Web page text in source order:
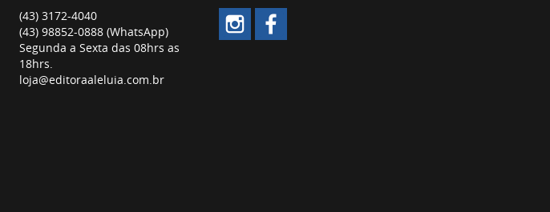
(43) 3172-4040
(43) 98852-0888 (WhatsApp)
Segunda a Sexta das 08hrs as
18hrs.
loja@editoraaleluia.com.br